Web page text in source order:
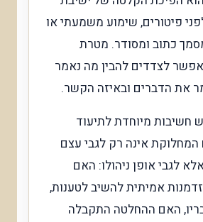
פיטורים, שימוע משמעתי או
כתוב ומסודר. מטרת
לצדדים להבין מה נאמר
את הדברים ובאיזה הקשר.
חשיבות מיוחדת לתיעוד
המחלוקת אינה רק לגבי עצם
לגבי אופן ניהולו: האם
אמיתית להשיב לטענות,
האם ההחלטה התקבלה